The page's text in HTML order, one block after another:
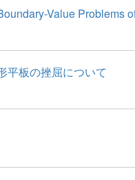
Value Problems
平板の挫屈について